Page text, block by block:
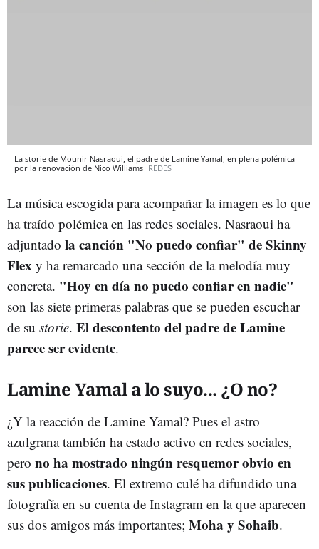
La storie de Mounir Nasraoui, el padre de Lamine Yamal, en plena polémica
por la renovación de Nico Williams REDES
La música escogida para acompañar la imagen es lo que
ha traído polémica en las redes sociales. Nasraoui ha
adjuntado la canción "No puedo confiar" de Skinny
Flex y ha remarcado una sección de la melodía muy
concreta. "Hoy en día no puedo confiar en nadie"
son las siete primeras palabras que se pueden escuchar
de su storie. El descontento del padre de Lamine
parece ser evidente.
Lamine Yamal a lo suyo... ¿O no?
¿Y la reacción de Lamine Yamal? Pues el astro
azulgrana también ha estado activo en redes sociales,
pero no ha mostrado ningún resquemor obvio en
sus publicaciones. El extremo culé ha difundido una
fotografía en su cuenta de Instagram en la que aparecen
sus dos amigos más importantes; Moha y Sohaib.